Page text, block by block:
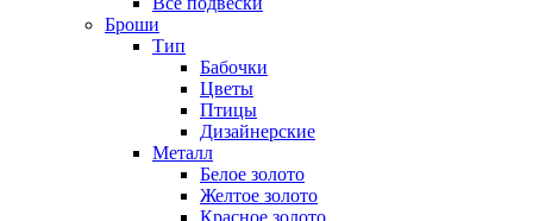
Броши
Тип
Бабочки
Цветы
Птицы
Дизайнерские
Металл
Белое золото
Желтое золото
Красное золото